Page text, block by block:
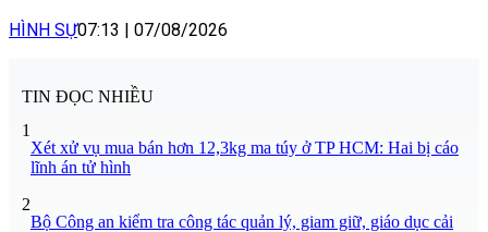
HÌNH SỰ07:13 07/08/2026
TIN ĐỌC NHIỀU
1
Xét xử vụ mua bán hơn 12,3kg ma túy ở TP HCM: Hai bị cáo
lĩnh án tử hình
2
Bộ Công an kiểm tra công tác quản lý, giam giữ, giáo dục cải